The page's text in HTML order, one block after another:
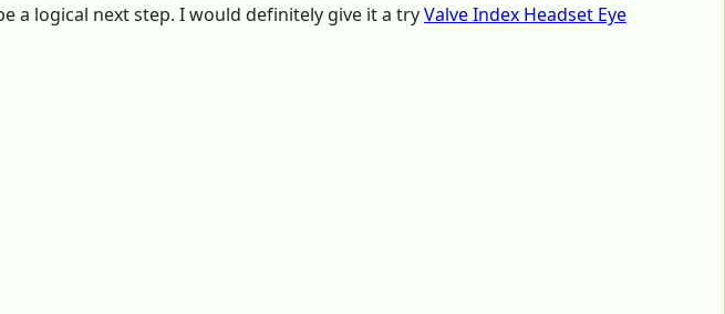
a logical next step. I would definitely give it a tryValve Index Headset Eye